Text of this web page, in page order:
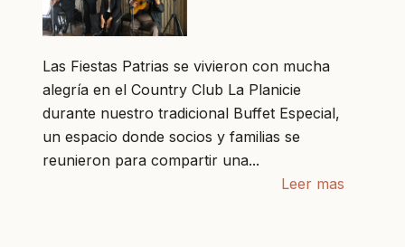
Las Fiestas Patrias se vivieron con mucha
alegría en el Country Club La Planicie
durante nuestro tradicional Buffet Especial,
un espacio donde socios y familias se
reunieron para compartir una...
Leer mas